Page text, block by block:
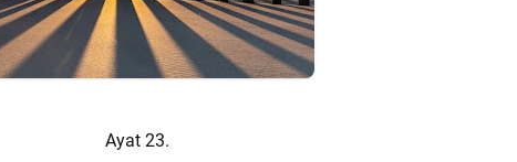
Ayat 23.